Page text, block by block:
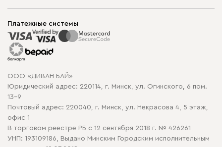
Способы оплаты
Рассрочка и кредит
Гарантия
Карта сайта
Политика конфиденциальности
Политика в отношении обработки cookie
Корпусная мебель
Распродажа мебели
Платежные системы
ООО «ДИВАН БАЙ»
Юридический адрес: 220114, г. Минск, ул. Огинского, 6 пом.
13-9
Почтовый адрес: 220040, г. Минск, ул. Некрасова 4, 5 этаж,
офис 1
В торговом реестре РБ с 12 сентября 2018 г. № 426261
УНП: 193109186, Выдано Минским Городским исполнительным